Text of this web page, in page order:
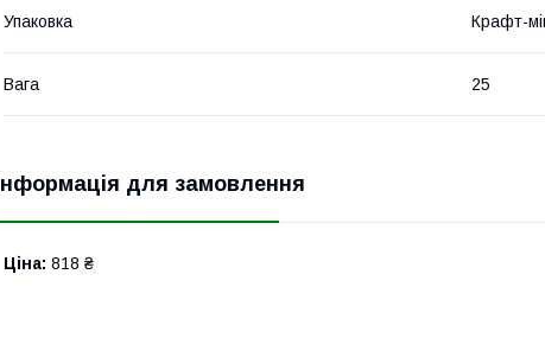
Упаковка Крафт-
Вага 25
Інформація для замовлення
Ціна: 818 ₴